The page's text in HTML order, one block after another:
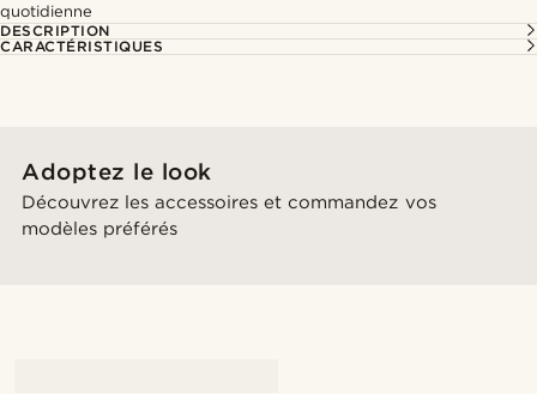
quotidienne
DESCRIPTION
CARACTÉRISTIQUES
Adoptez le look
Découvrez les accessoires et commandez vos
modèles préférés